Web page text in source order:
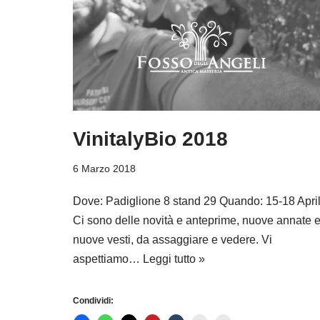
VinitalyBio 2018
6 Marzo 2018
Dove: Padiglione 8 stand 29 Quando: 15-18
Ci sono delle novità e anteprime, nuove annate e
nuove vesti, da assaggiare e vedere. Vi
aspettiamo… Leggi tutto »
Condividi: